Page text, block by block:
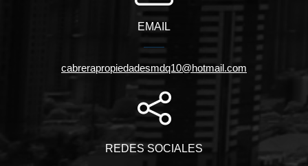
EMAIL
cabrerapropiedadesmdq10@hotmail.com
REDES SOCIALES